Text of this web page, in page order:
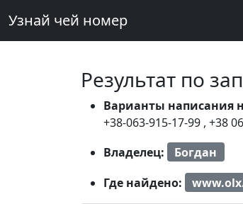
Узнай чей номер
Результат по
Варианты написания
+38-063-915-17-99 , +38
Владелец:
Богдан
Где найдено: